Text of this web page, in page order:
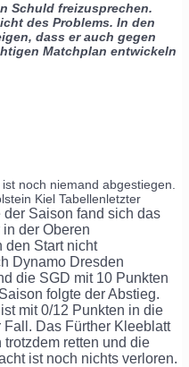
Schuld freizusprechen.
des Problems. In den
dass er auch gegen
Matchplan entwickeln
noch niemand abgestiegen.
Kiel Tabellenletzter
der Saison fand sich das
der Oberen
den Start nicht
Dynamo Dresden
die SGD mit 10 Punkten
folgte der Abstieg.
mit 0/12 Punkten in die
Das Fürther Kleeblatt
retten und die
ist noch nichts verloren.